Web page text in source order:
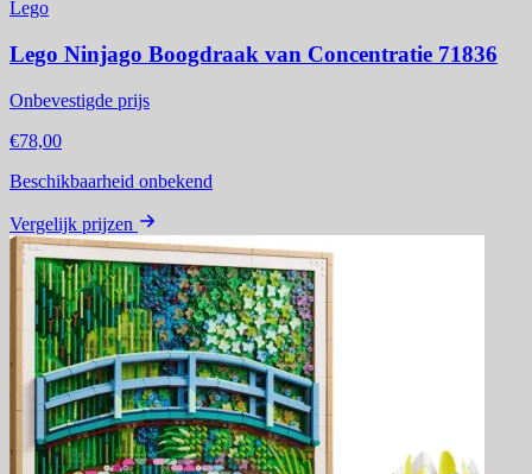
Lego
Lego Ninjago Boogdraak van Concentratie 71836
Onbevestigde prijs
€78,00
Beschikbaarheid onbekend
Vergelijk prijzen